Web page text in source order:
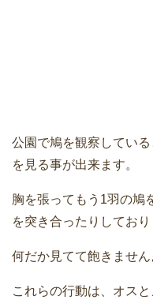
公園で鳩を観察してい
を見る事が出来ます。
胸を張ってもう1羽の鳩
を突き合ったりしており
何だか見てて飽きません
これらの行動は、オス